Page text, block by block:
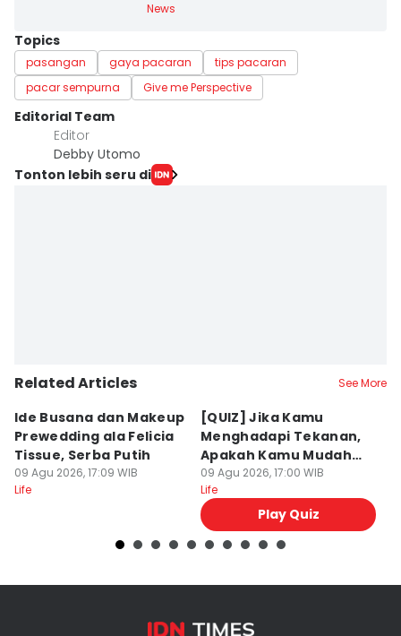
News
Topics
pasangan gaya pacaran
tips pacaran
pacar sempurna
Give me Perspective
Editorial Team
Editor
Debby Utomo
Tonton lebih seru di
Related Articles See More
Ide Busana dan Makeup
Prewedding ala Felicia
Tissue, Serba Putih
09 Agu 2026, 17:09 WIB
Life
[QUIZ] Jika Kamu
Menghadapi Tekanan,
Apakah Kamu Mudah
Bad Mood?
09 Agu 2026, 17:00 WIB
Life
Play Quiz